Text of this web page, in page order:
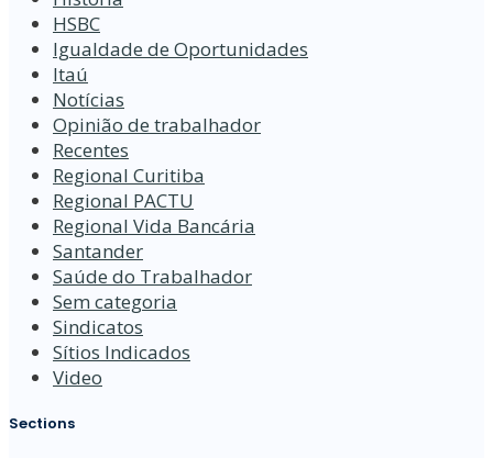
HSBC
Igualdade de Oportunidades
Itaú
Notícias
Opinião de trabalhador
Recentes
Regional Curitiba
Regional PACTU
Regional Vida Bancária
Santander
Saúde do Trabalhador
Sem categoria
Sindicatos
Sítios Indicados
Video
Sections